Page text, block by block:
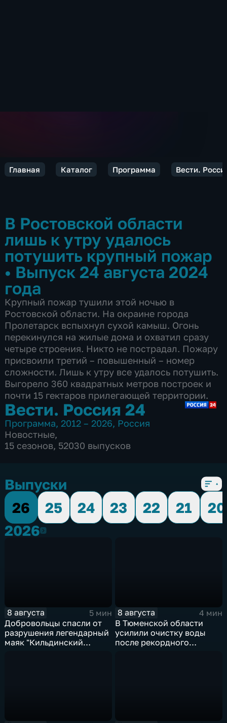
Главная Каталог Программа Вести.
В Ростовской области
лишь к утру удалось
потушить крупный пожар
• Выпуск 24 августа 2024
года
Крупный пожар тушили этой ночью в
Ростовской области. На окраине города
Пролетарск вспыхнул сухой камыш. Огонь
перекинулся на жилые дома и охватил сразу
четыре строения. Никто не пострадал. Пожару
присвоили третий – повышенный – номер
сложности. Лишь к утру все удалось потушить.
Выгорело 360 квадратных метров построек и
почти 15 гектаров прилегающей территории.
Вести. Россия 24
Программа, 2012 – 2026, Россия
Новостные,
15 сезонов, 52030 выпусков
Выпуски
26
25 24 23 22 21
20
20262026
8 августа
5 мин
Добровольцы спасли от
разрушения легендарный
маяк "Кильдинский
8 августа
4 мин
В Тюменской области
усилили очистку воды
после рекордного